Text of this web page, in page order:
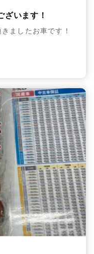
ざいます！
きましたお車です！